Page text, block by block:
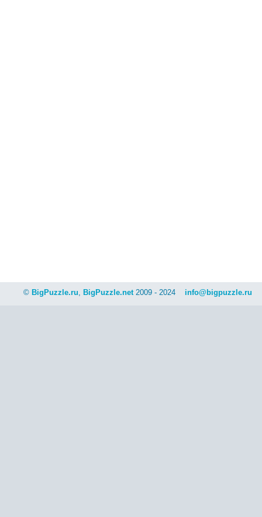
© BigPuzzle.ru, BigPuzzle.net2009 - 2024 info@bigpuzzle.ru